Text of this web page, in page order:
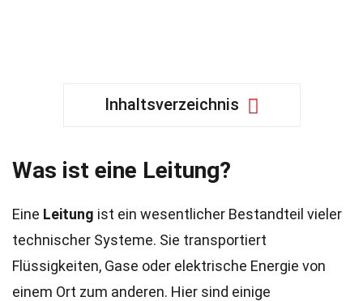
Inhaltsverzeichnis
Was ist eine Leitung?
Eine Leitung ist ein wesentlicher Bestandteil vieler
technischer Systeme. Sie transportiert
Flüssigkeiten, Gase oder elektrische Energie von
einem Ort zum anderen. Hier sind einige